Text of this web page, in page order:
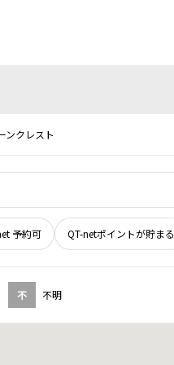
ンクレスト
予約可 QT-netポイントが貯まる
不 不明